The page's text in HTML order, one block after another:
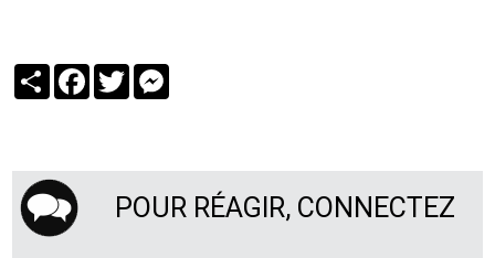
PartagerFacebook
Twitter
POUR RÉAGIR, CONNECTEZ